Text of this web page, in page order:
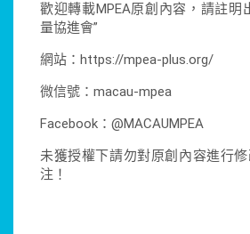
歡迎轉載MPEA原創內容，請註明
量協進會”
網站：https://mpea-plus.org/
微信號：macau-mpea
Facebook：@MACAUMPEA
未獲授權下請勿對原創內容進行
注！